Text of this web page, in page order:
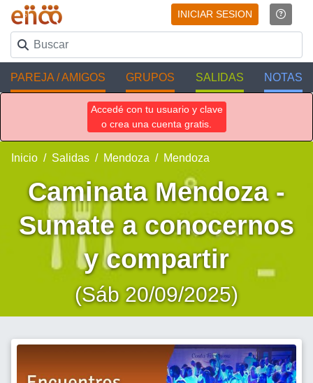
INICIAR SESION
PAREJA / AMIGOS GRUPOS SALIDAS NOTAS
Accedé con tu usuario y clave
o crea una cuenta gratis.
Inicio Salidas Mendoza Mendoza
Caminata Mendoza -
Sumate a conocernos
y compartir
(Sáb 20/09/2025)